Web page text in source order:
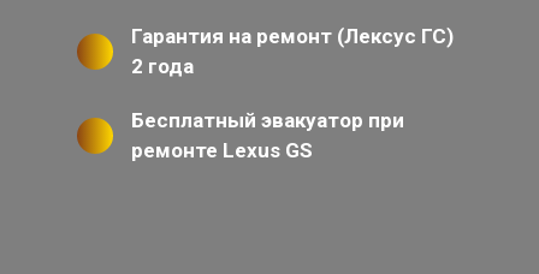
Гарантия на ремонт (Лексус ГС)
2 года
Бесплатный эвакуатор при
ремонте Lexus GS